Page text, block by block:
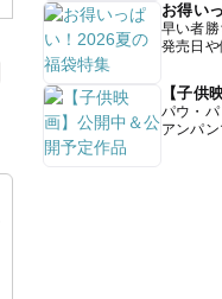
お得い
早い者
発売日
【子供
パウ・
アンパ